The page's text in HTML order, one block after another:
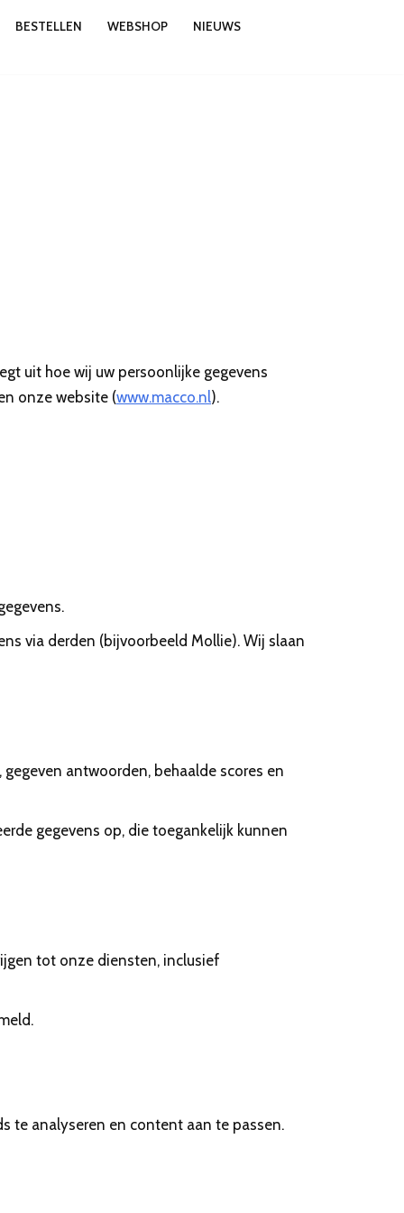
BESTELLEN WEBSHOP
NIEUWS
uit hoe wij uw persoonlijke gegevens
onze website (www.macco.nl).
via derden (bijvoorbeeld Mollie). Wij slaan
antwoorden, behaalde scores en
gegevens op, die toegankelijk kunnen
tot onze diensten, inclusief
te analyseren en content aan te passen.